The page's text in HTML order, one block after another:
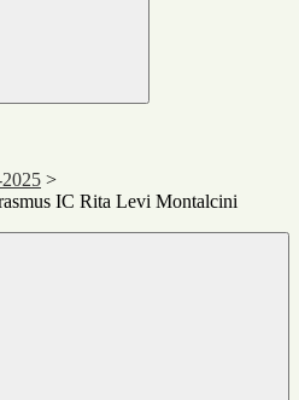
>
IC Rita Levi Montalcini